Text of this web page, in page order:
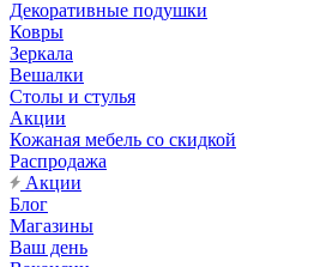
Декоративные подушки
Ковры
Зеркала
Вешалки
Столы и стулья
Акции
Кожаная мебель со скидкой
Распродажа
Акции
Блог
Магазины
Ваш день